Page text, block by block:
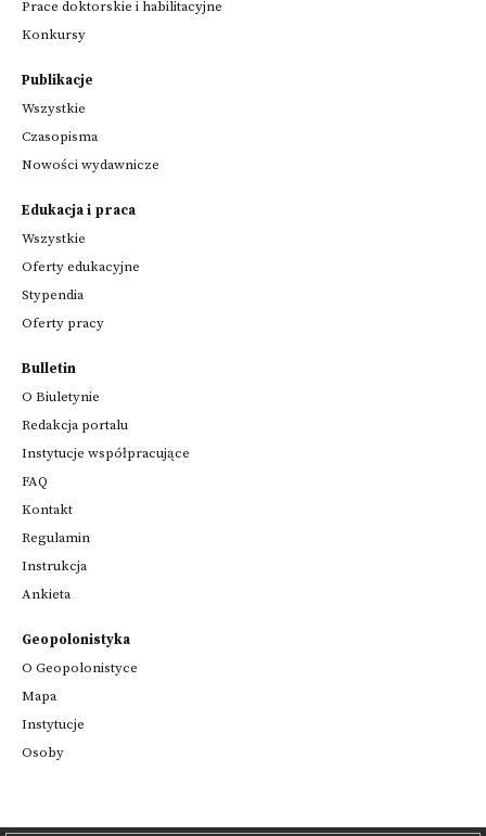
Prace doktorskie i habilitacyjne
Konkursy
Publikacje
Wszystkie
Czasopisma
Nowości wydawnicze
Edukacja i praca
Wszystkie
Oferty edukacyjne
Stypendia
Oferty pracy
Bulletin
O Biuletynie
Redakcja portalu
Instytucje współpracujące
FAQ
Kontakt
Regulamin
Instrukcja
Ankieta
Geopolonistyka
O Geopolonistyce
Mapa
Instytucje
Osoby